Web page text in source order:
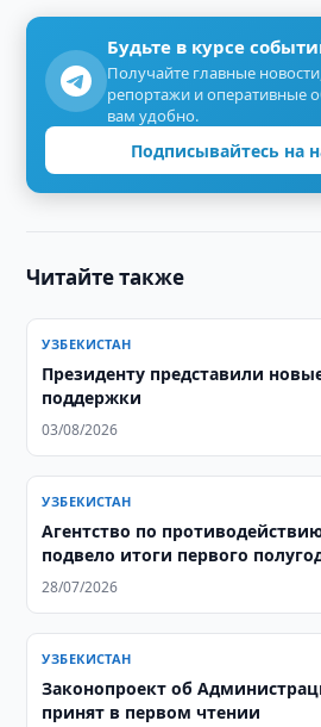
Будьте в курсе
Получайте главные
репортажи и оперативные
вам удобно.
Подписывайтесь на
Читайте также
УЗБЕКИСТАН
Президенту представили
поддержки
03/08/2026
УЗБЕКИСТАН
Агентство по
подвело итоги первого
28/07/2026
УЗБЕКИСТАН
Законопроект об
принят в первом чтении